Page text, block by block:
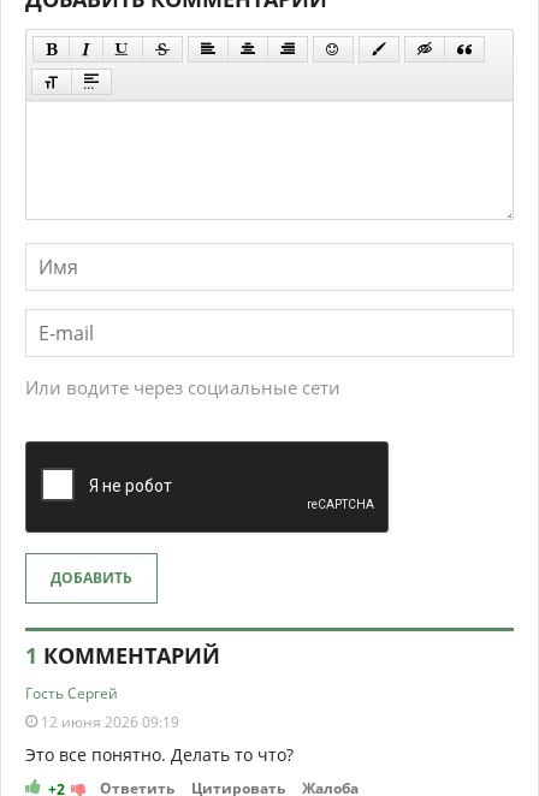
Или водите через социальные сети
ДОБАВИТЬ
1 КОММЕНТАРИЙ
Гость Сергей
12 июня 2026 09:19
Это все понятно. Делать то что?
+2 Ответить Цитировать Жалоба